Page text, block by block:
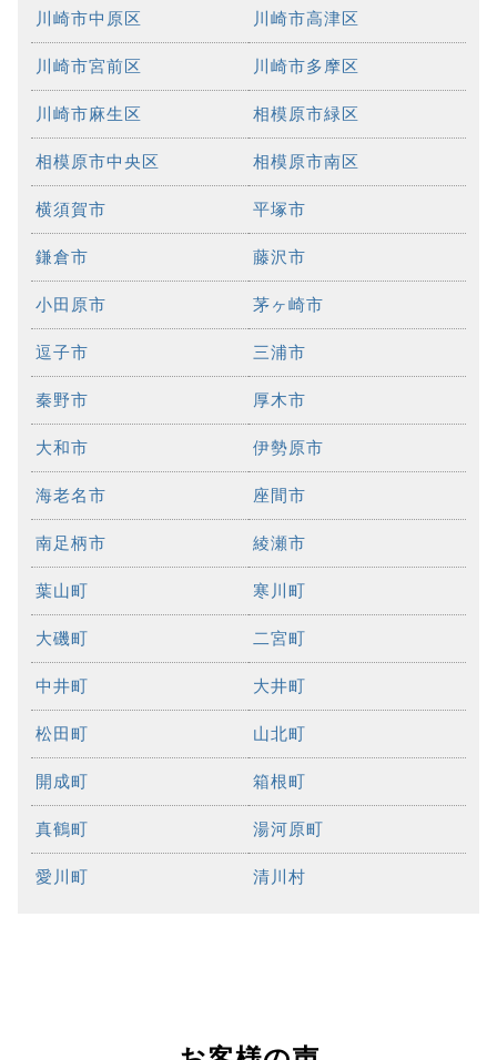
川崎市中原区 川崎市高津区
川崎市宮前区 川崎市多摩区
川崎市麻生区 相模原市緑区
相模原市中央区 相模原市南区
横須賀市 平塚市
鎌倉市 藤沢市
小田原市 茅ヶ崎市
逗子市 三浦市
秦野市 厚木市
大和市 伊勢原市
海老名市 座間市
南足柄市 綾瀬市
葉山町 寒川町
大磯町 二宮町
中井町 大井町
松田町 山北町
開成町 箱根町
真鶴町 湯河原町
愛川町 清川村